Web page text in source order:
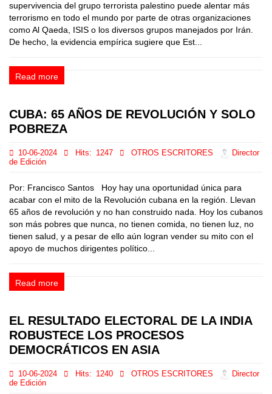
supervivencia del grupo terrorista palestino puede alentar más
terrorismo en todo el mundo por parte de otras organizaciones
como Al Qaeda, ISIS o los diversos grupos manejados por Irán.
De hecho, la evidencia empírica sugiere que Est...
Read more
CUBA: 65 AÑOS DE REVOLUCIÓN Y SOLO
POBREZA
10-06-2024 Hits: 1247 OTROS ESCRITORES
Director
de Edición
Por: Francisco Santos Hoy hay una oportunidad única para
acabar con el mito de la Revolución cubana en la región. Llevan
65 años de revolución y no han construido nada. Hoy los cubanos
son más pobres que nunca, no tienen comida, no tienen luz, no
tienen salud, y a pesar de ello aún logran vender su mito con el
apoyo de muchos dirigentes político...
Read more
EL RESULTADO ELECTORAL DE LA INDIA
ROBUSTECE LOS PROCESOS
DEMOCRÁTICOS EN ASIA
10-06-2024 Hits: 1240 OTROS ESCRITORES
Director
de Edición